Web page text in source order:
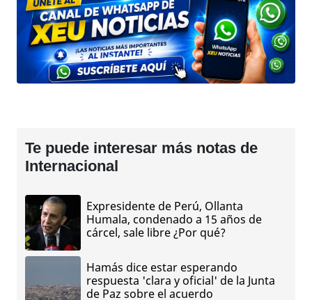
Te puede interesar más notas de
Internacional
Expresidente de Perú, Ollanta
Humala, condenado a 15 años de
cárcel, sale libre ¿Por qué?
Hamás dice estar esperando
respuesta 'clara y oficial' de la Junta
de Paz sobre el acuerdo